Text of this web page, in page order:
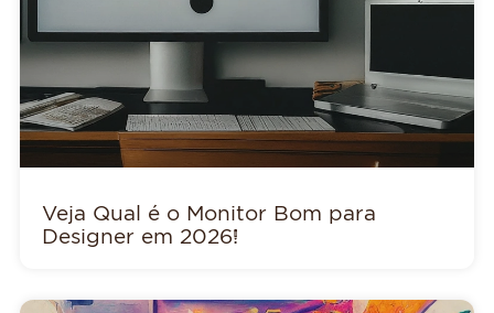
Veja Qual é o Monitor Bom para
Designer em 2026!